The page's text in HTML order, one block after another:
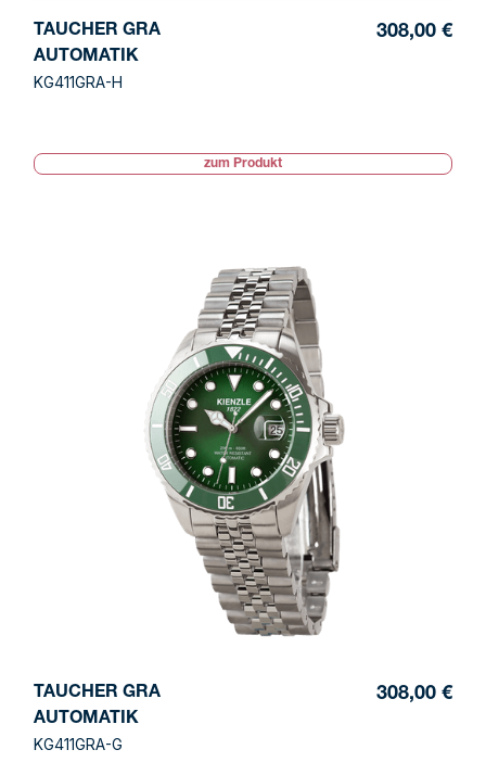
TAUCHER GRA
AUTOMATIK
KG411GRA-H
308,00 €
zum Produkt
TAUCHER GRA
AUTOMATIK
KG411GRA-G
308,00 €